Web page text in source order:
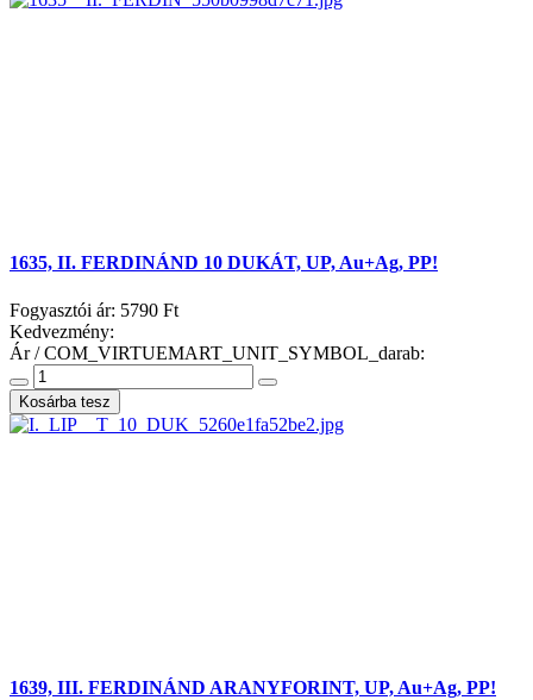
1635, II. FERDINÁND 10 DUKÁT, UP, Au+Ag, PP!
Fogyasztói ár: 5790 Ft
Kedvezmény:
Ár / COM_VIRTUEMART_UNIT_SYMBOL_darab:
1639, III. FERDINÁND ARANYFORINT, UP, Au+Ag, PP!